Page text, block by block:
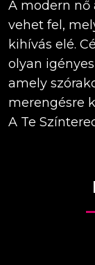
A modern nő
vehet fel,
kihívás elé.
olyan
amely
merengésre
A Te